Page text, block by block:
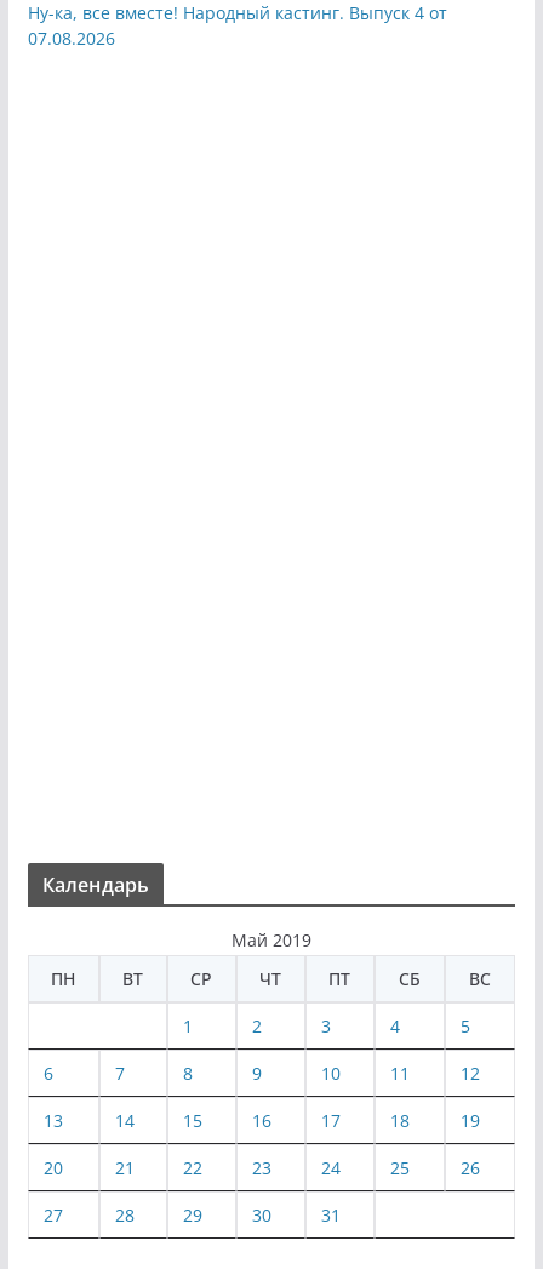
Ну-ка, все вместе! Народный кастинг. Выпуск 4 от
07.08.2026
Календарь
Май 2019
ПН
ВТ СР ЧТ ПТ СБ ВС
1 2 3 4 5
6 7 8 9 10 11 12
13 14 15 16 17 18 19
20 21 22 23 24 25 26
27 28 29 30 31